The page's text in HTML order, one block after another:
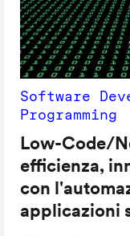
Software
Programming
Low-Code/
efficienza,
con
applicazioni